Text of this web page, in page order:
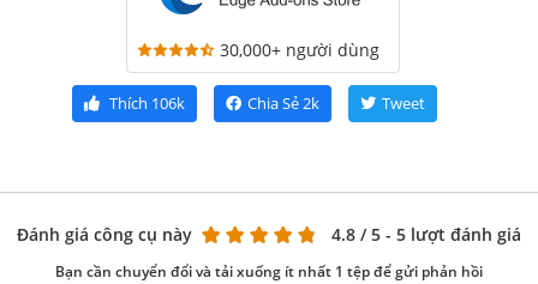
30,000+ người dùng
Thích 106k Chia Sẻ2k Tweet
Đánh giá công cụ này 4.8 / 5 - 5 lượt đánh giá
Bạn cần chuyển đổi và tải xuống ít nhất 1 tệp để gửi phản hồi